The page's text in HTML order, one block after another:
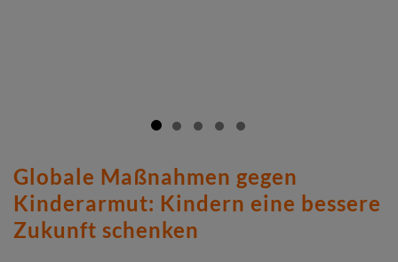
Globale Maßnahmen gegen
Kinderarmut: Kindern eine bessere
Zukunft schenken